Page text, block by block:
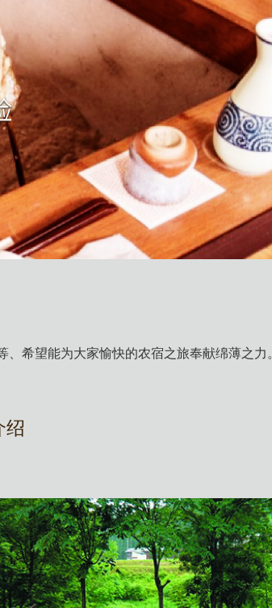
希望能为大家愉快的农宿之旅奉献绵薄之力。
绍